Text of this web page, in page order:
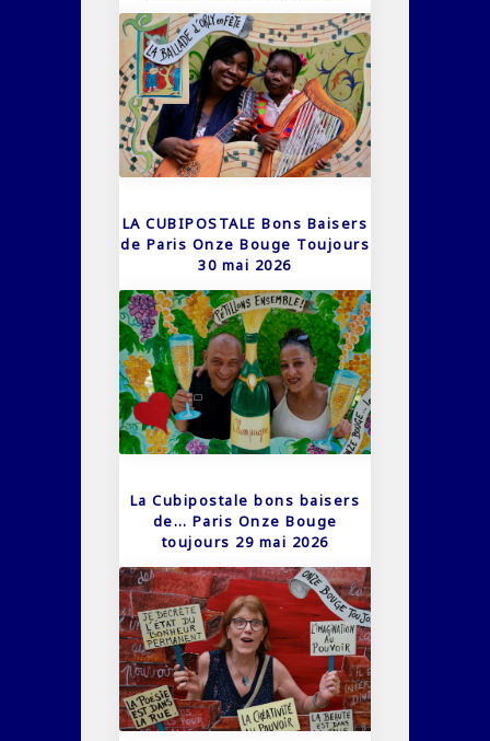
LA CUBIPOSTALE Bons Baisers
de Paris Onze Bouge Toujours
30 mai 2026
La Cubipostale bons baisers
de… Paris Onze Bouge
toujours 29 mai 2026